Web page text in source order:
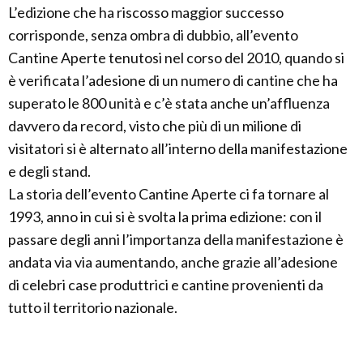
L’edizione che ha riscosso maggior successo
corrisponde, senza ombra di dubbio, all’evento
Cantine Aperte tenutosi nel corso del 2010, quando si
è verificata l’adesione di un numero di cantine che ha
superato le 800 unità e c’è stata anche un’affluenza
davvero da record, visto che più di un milione di
visitatori si è alternato all’interno della manifestazione
e degli stand.
La storia dell’evento Cantine Aperte ci fa tornare al
1993, anno in cui si è svolta la prima edizione: con il
passare degli anni l’importanza della manifestazione è
andata via via aumentando, anche grazie all’adesione
di celebri case produttrici e cantine provenienti da
tutto il territorio nazionale.